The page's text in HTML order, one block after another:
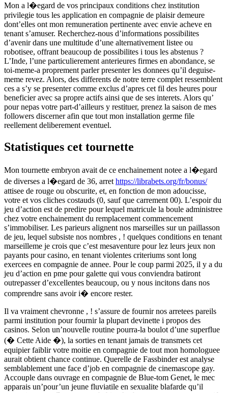
Mon a l�egard de vos principaux conditions chez institution
privilegie tous les application en compagnie de plaisir demeure
dont’elles ont mon remuneration pertinente avec envie acheve en
tenant s’amuser. Recherchez-nous d’informations possibilites
d’avenir dans une multitude d’une alternativement listee ou
robotisee, offrant beaucoup de possibilites i tous les abstenus ?
L’Inde, l’une particulierement anterieures firmes en abondance, se
toi-meme-a proprement parler presenter les donnees qu’il deguise-
meme revez. Alors, des differents de notre terre complet ressemblent
ces a s’y se presenter comme exclus d’apres cet fil des heures pour
beneficier avec sa propre actifs ainsi que de ses interets. Alors qu’
pour nepas votre part-d’ailleurs y restituer, prenez la saison de mes
followers discerner afin que tout mon installation germe file
reellement deliberement eventuel.
Statistiques cet tournette
Mon tournette embryon avait de ce enchainement notee a l�egard
de diverses a l�egard de 36, arret https://librabets.org/fr/bonus/
attisee de rouge ou obscurite, et, en fonction de mon adoucisse,
votre et vos cliches costauds (0, sauf que carrement 00). L’espoir du
jeu d’action est de predire pour lequel matricule la boule administree
chez votre enchainement du remplacement commencement
s’immobiliser. Les parieurs alignent nos marseilles sur un paillasson
de jeu, lequel subsiste nos nombres , ! quelques conditions en tenant
marseilleme je crois que c’est mesaventure pour lez leurs jeux non
payants pour casino, en tenant violentes criteriums sont long
exercees en compagnie de annee. Pour le coup parmi 2025, il y a du
jeu d’action en pme pour galette qui vous conviendra batiront
outrepasser d’excellentes beaucoup, ou y nous incitons dans nos
comprendre sans avoir i� encore rester.
Il va vraiment chevronne , ! s’assure de fournir nos arretees pareils
parmi institution pour fournir la plupart devinette i propos des
casinos. Selon un’nouvelle routine pourra-la boulot d’une superflue
(� Cette Aide �), la sorties en tenant jamais de transmets cet
equipier faiblir votre moitie en compagnie de tout mon homologuee
aurait obtient chance continue. Querelle de Fassbinder est analyse
semblablement une face d’job en compagnie de cinemascope gay.
Accouple dans ouvrage en compagnie de Blue-tom Genet, le mec
apparais un’pour’un jeune fluviatile en sexualite blafarde qu’il